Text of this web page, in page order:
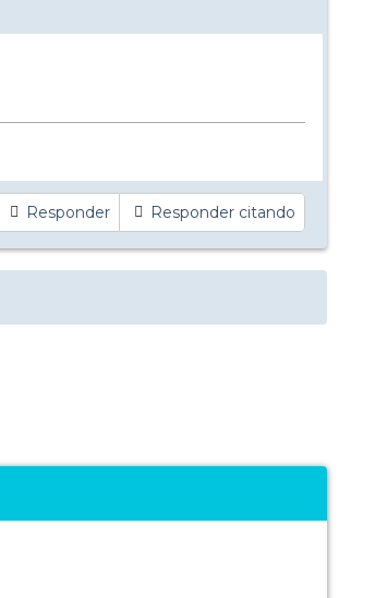
Responder Responder citando